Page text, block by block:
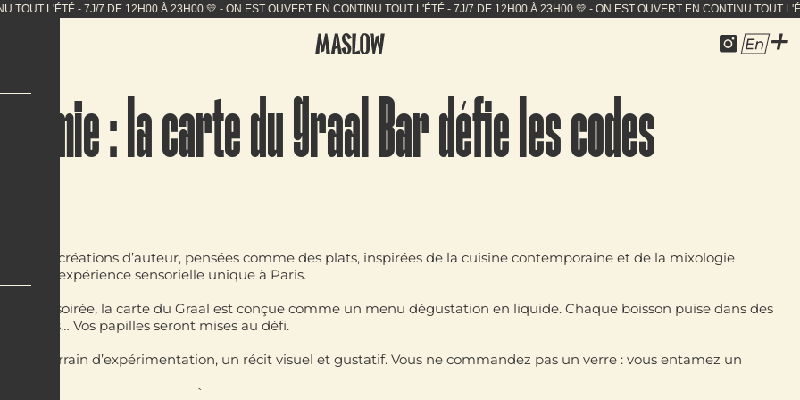
En
: la carte du Graal Bar défie les codes
de créations d’auteur, pensées comme des plats, inspirées de la cuisine contemporaine et de la mixologie
expérience sensorielle unique à Paris.
en soirée, la carte du Graal est conçue comme un menu dégustation en liquide. Chaque boisson puise dans des
Vos papilles seront mises au défi.
un
terrain d’expérimentation, un récit visuel et gustatif. Vous ne commandez pas un verre : vous entamez un
`